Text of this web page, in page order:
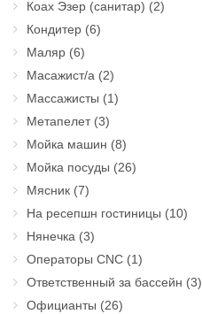
Коах Эзер (санитар) (2)
Кондитер (6)
Маляр (6)
Масажист/а (2)
Массажисты (1)
Метапелет(3)
Мойка машин (8)
Мойка посуды (26)
Мясник (7)
На ресепшн гостиницы (10)
Нянечка (3)
Операторы CNC (1)
Ответственный за бассейн (3)
Официанты (26)